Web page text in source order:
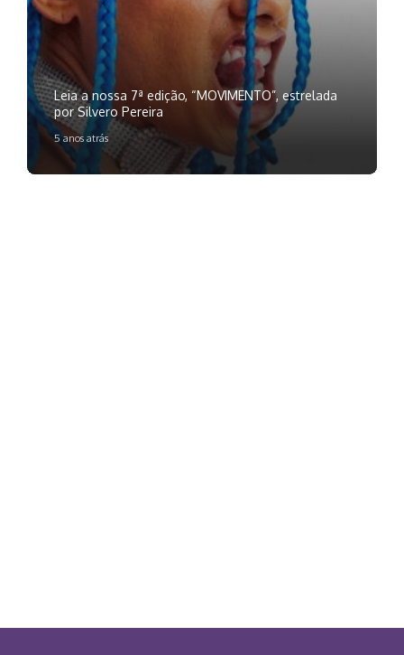
Leia a nossa 7ª edição, “MOVIMENTO”, estrelada
por Silvero Pereira
5 anos atrás